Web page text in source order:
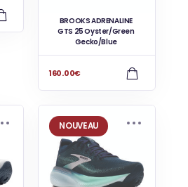
BROOKS ADRENALINE
GTS 25 Oyster/Green
Gecko/Blue
160.00€
NOUVEAU